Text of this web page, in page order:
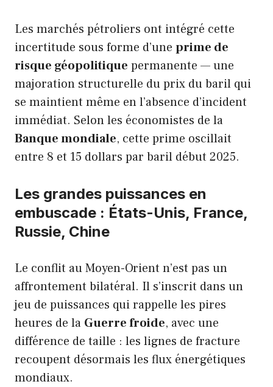
Les marchés pétroliers ont intégré cette
incertitude sous forme d’une prime de
risque géopolitique permanente — une
majoration structurelle du prix du baril qui
se maintient même en l’absence d’incident
immédiat. Selon les économistes de la
Banque mondiale, cette prime oscillait
entre 8 et 15 dollars par baril début 2025.
Les grandes puissances en
embuscade : États-Unis, France,
Russie, Chine
Le conflit au Moyen-Orient n’est pas un
affrontement bilatéral. Il s’inscrit dans un
jeu de puissances qui rappelle les pires
heures de la Guerre froide, avec une
différence de taille : les lignes de fracture
recoupent désormais les flux énergétiques
mondiaux.